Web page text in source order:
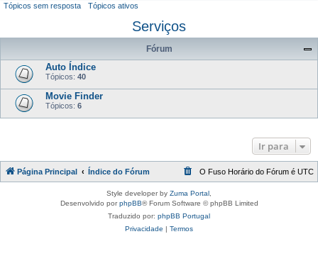
q
s
Tópicos sem resposta Tópicos ativos
Serviços
Fórum
Auto Índice
Tópicos: 40
Movie Finder
Tópicos: 6
Ir para
Página Principal Índice do Fórum O Fuso Horário do Fórum é UTC
Style developer by Zuma Portal
Desenvolvido porphpBB® Forum Software © phpBB Limited
Traduzido por: phpBB Portugal
Privacidade | Termos